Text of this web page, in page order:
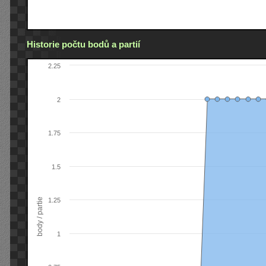
Historie počtu bodů a partií
body / partie 1
1.25
1.5
1.75
2
2.25